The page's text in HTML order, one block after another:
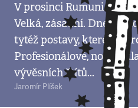
V prosinci Rumuni
Velká, zásadní. Dnes se
tytéž postavy, které jen
Profesionálové,
vývěsních štítů...
Jaromír Plíšek